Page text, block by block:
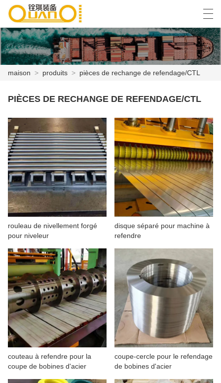
MAISON
PRODUITS
NOUVELLES
CAS
USINE
CONTACTEZ NOUS
À PROPOS DE NOUS
العربية বাংলা ভাষার English Español
maison > produits > pièces de rechange de refendage/CTL
PIÈCES DE RECHANGE DE REFENDAGE/CTL
rouleau de nivellement forgé
pour niveleur
disque séparé pour machine à
refendre
couteau à refendre pour la
coupe de bobines d'acier
coupe-cercle pour le refendage
de bobines d'acier